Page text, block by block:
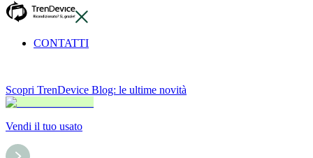
CONTATTI
Scopri TrenDevice Blog: le ultime novità
Vendi il tuo usato